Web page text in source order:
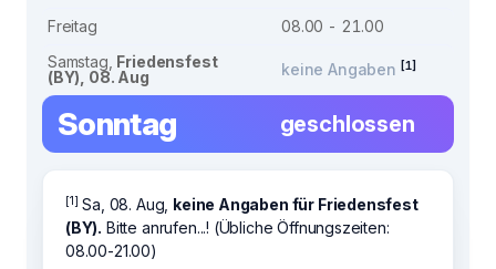
Freitag
08.00 - 21.00
Samstag, Friedensfest
(BY), 08. Aug
keine Angaben [1]
Sonntag geschlossen
[1] Sa, 08. Aug, keine Angaben für Friedensfest
(BY). Bitte anrufen...! (Übliche Öffnungszeiten:
08.00-21.00)